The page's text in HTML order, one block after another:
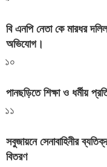
বি এনপি নেতা কে মারধর
অভিযোগ। ‎
১০
পানছড়িতে শিক্ষা ও ধর্মীয়
১১
সবুজায়নে সেনাবাহিনীর
বিতরণ